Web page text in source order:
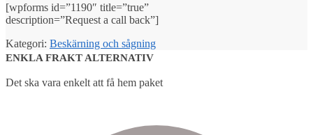
[wpforms id=”1190″ title=”true”
description=”Request a call back”]
Kategori: Beskärning och sågning
ENKLA FRAKT ALTERNATIV
Det ska vara enkelt att få hem paket